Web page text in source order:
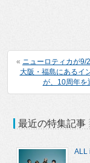
« ニューロティカが9/
大阪・福島にあるイ
が、10周年を
最近の特集記事
ALL